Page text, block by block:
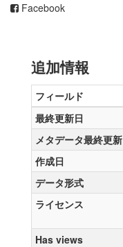
Facebook
追加情報
フィールド
最終更新日
メタデータ最終更
作成日
データ形式
ライセンス
Has views